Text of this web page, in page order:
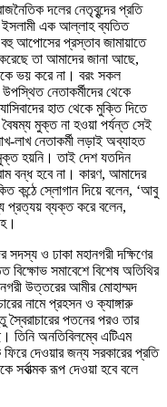
দলের নেতৃবৃন্দের প্রতি
ইসলামী এক আল্লাহ ব্যতিত
আপোসের প্রস্তাব জামায়াতে
তা আমাদের জানা আছে,
ভয় করে না। বরং সকল
নেতাকর্মীদের থেকে
হাত থেকে মুক্তি দিতে
মুক্ত না হওয়া পর্যন্ত সেই
লাখ নেতাকর্মী লড়াই অব্যাহত
হয়নি। তাই দেশ যতদিন
বন্ধ হবে না। কারণ, আমাদের
কন্ঠে স্লোগান দিয়ে বলেন, ‘আবু
প্রত্যয় ব্যক্ত করে বলেন,
সদস্য ও ঢাকা মহানগরী দক্ষিণের
সমাবেশে বিশেষ অতিথির
উত্তরের আমীর মোহাম্মদ
নামে প্রহসন ও ক্যাঙ্গারু
পতনের পরও তার
তিনি অনতিবিলম্বে এটিএম
দেওয়ার জন্য সরকারের প্রতি
সর্বাত্মক রূপ দেওয়া হবে বলে